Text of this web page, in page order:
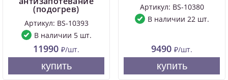
(подогрев)
Артикул: BS-10393
В наличии 5 шт.
11990 ₽/шт.
купить
Артикул: BS-10380
В наличии 22 шт.
9490 ₽/шт.
купить